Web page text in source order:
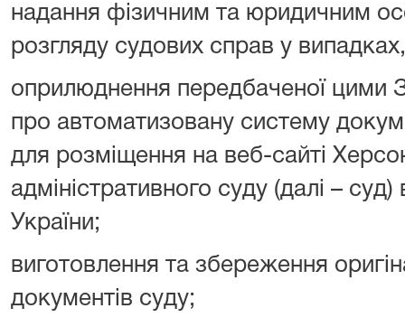
надання фізичним та юридичним
розгляду судових справ у
оприлюднення передбаченої
про автоматизовану систему
для розміщення на веб-сайті
адміністративного суду (далі –
України;
виготовлення та збереження
документів суду;